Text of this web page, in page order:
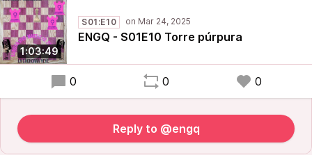
1:03:49
S01:E10
ENGQ - S01E10 Torre púrpura
0 0 0
Reply to @engq